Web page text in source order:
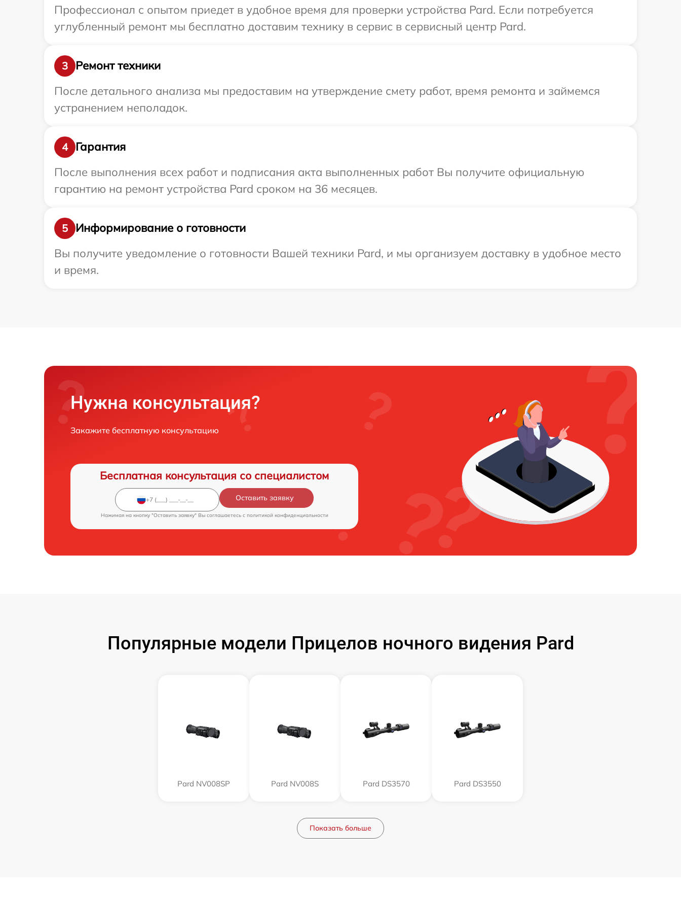
Профессионал с опытом приедет в удобное время для проверки устройства Pard. Если потребуется
углубленный ремонт мы бесплатно доставим технику в сервис в сервисный центр Pard.
3
Ремонт техники
После детального анализа мы предоставим на утверждение смету работ, время ремонта и займемся
устранением неполадок.
4
Гарантия
После выполнения всех работ и подписания акта выполненных работ Вы получите официальную
гарантию на ремонт устройства Pard сроком на 36 месяцев.
5
Информирование о готовности
Вы получите уведомление о готовности Вашей техники Pard, и мы организуем доставку в удобное место
и время.
Нужна консультация?
Закажите бесплатную консультацию
Бесплатная консультация со специалистом
Оставить заявку
Нажимая на кнопку "Оставить заявку" Вы соглашаетесь c политикой конфиденциальности
Популярные модели Прицелов ночного видения Pard
Pard NV008SP Pard NV008S Pard DS3570 Pard DS3550
Показать больше